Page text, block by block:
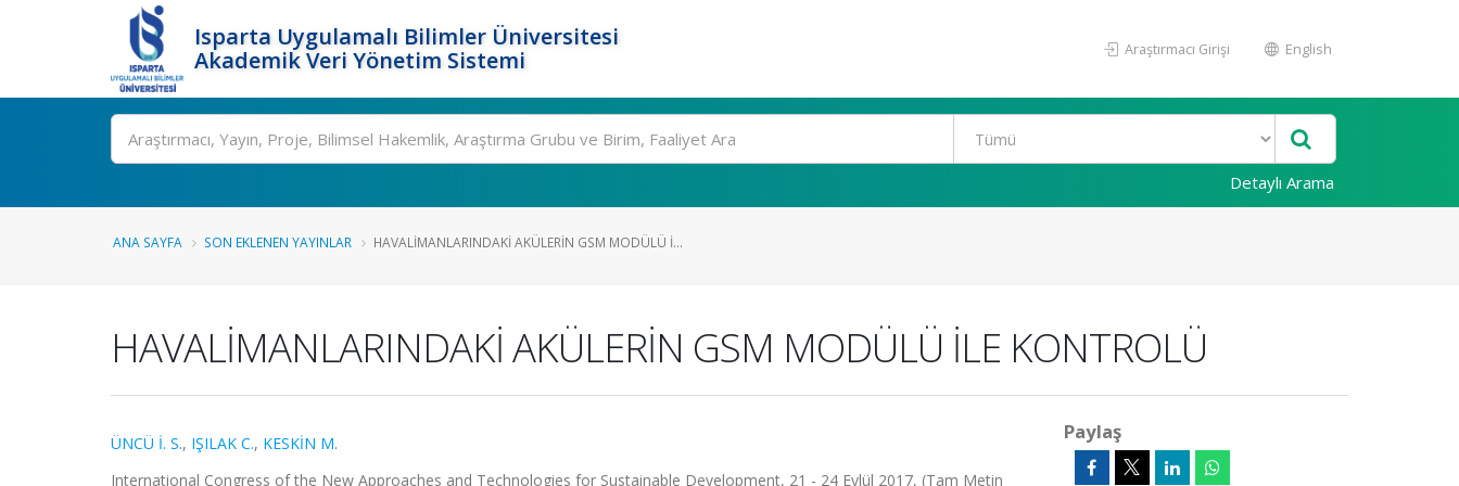
Isparta Uygulamalı Bilimler Üniversitesi
Akademik Veri Yönetim Sistemi
Araştırmacı Girişi English
Ara
Detaylı Arama
ANA SAYFA SON EKLENEN YAYINLAR HAVALİMANLARINDAKİ AKÜLERİN GSM MODÜLÜ İ...
HAVALİMANLARINDAKİ AKÜLERİN GSM MODÜLÜ İLE KONTROLÜ
ÜNCÜ İ. S., IŞILAK C., KESKİN M.
International Congress of the New Approaches and Technologies for Sustainable Development, 21 - 24 Eylül 2017, (Tam Metin
Paylaş